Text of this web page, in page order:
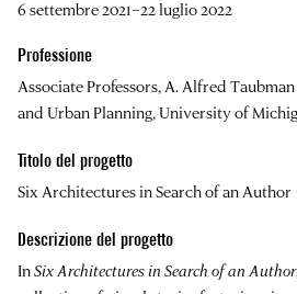
6 settembre 2021–22 luglio 2022
Professione
Associate Professors, A. Alfred
and Urban Planning, University of
Titolo del progetto
Six Architectures in Search of an Author
Descrizione del progetto
InSix Architectures in Search of an Author